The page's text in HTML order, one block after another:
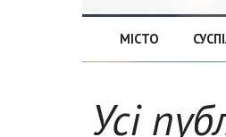
МІСТО
Усі